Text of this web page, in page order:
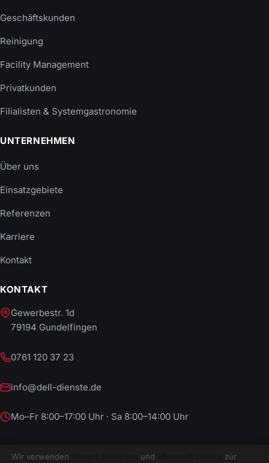
Geschäftskunden
Reinigung
Facility Management
Privatkunden
Filialisten & Systemgastronomie
UNTERNEHMEN
Über uns
Einsatzgebiete
Referenzen
Karriere
Kontakt
KONTAKT
Gewerbestr. 1d
79194 Gundelfingen
0761 120 37 23
info@dell-dienste.de
Mo–Fr 8:00–17:00 Uhr · Sa 8:00–14:00 Uhr
Wir verwenden und zur